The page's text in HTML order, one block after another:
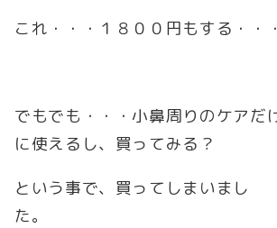
これ・・・１８００円もする・・
でもでも・・・小鼻周りのケアだ
に使えるし、買ってみる？
という事で、買ってしまいまし
た。